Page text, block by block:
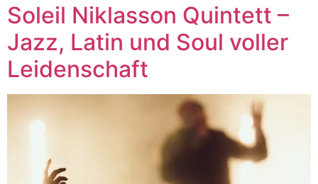
Soleil Niklasson Quintett –
Jazz, Latin und Soul voller
Leidenschaft